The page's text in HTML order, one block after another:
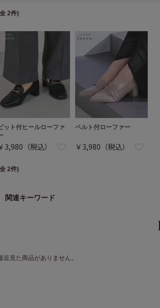
2件)
ット付ヒールローファ
3,980（税込）
ベルト付ローファー
￥3,980（税込）
2件)
関連キーワード
近見た商品がありません。